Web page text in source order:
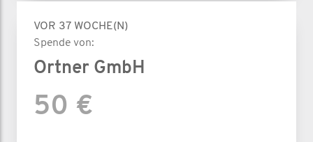
VOR 37 WOCHE(N)
Spende von:
Ortner GmbH
50 €